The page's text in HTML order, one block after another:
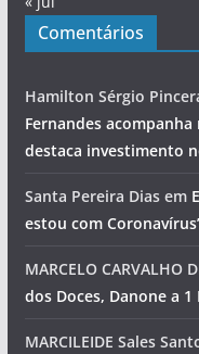
Comentários
Hamilton Sérgio
Fernandes
destaca investimento
Santa Pereira Diasem
estou com
MARCELO CARVALHO
dos Doces, Danone a 1
MARCILEIDE Sales